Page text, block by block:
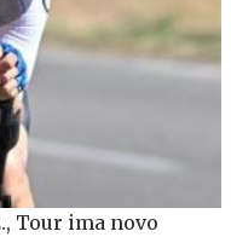
Tour ima novo